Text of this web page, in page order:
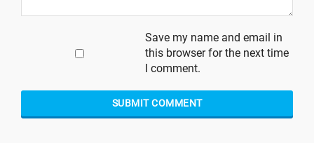
Save my name and email in
this browser for the next time
I comment.